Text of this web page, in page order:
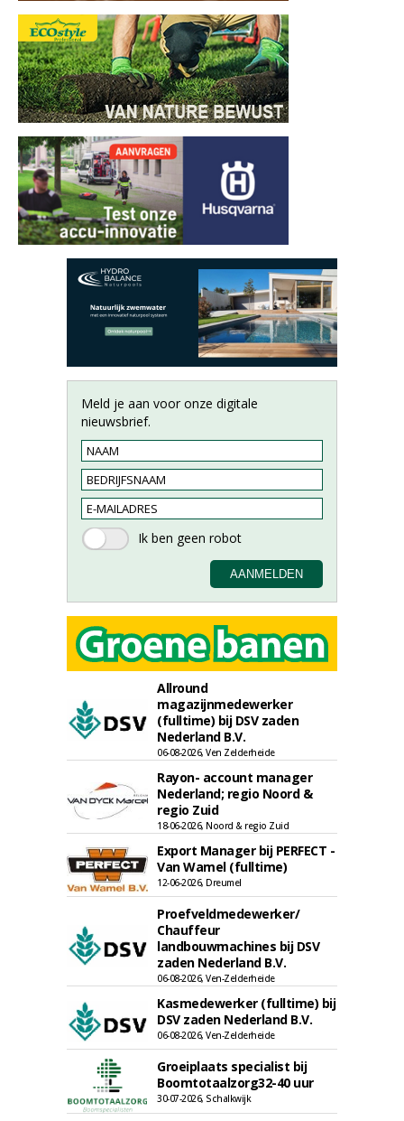
Meld je aan voor onze digitale
nieuwsbrief.
Allround
magazijnmedewerker
(fulltime) bij DSV zaden
Nederland B.V.
06-08-2026, Ven Zelderheide
Rayon- account manager
Nederland; regio Noord &
regio Zuid
18-06-2026, Noord & regio Zuid
Export Manager bij PERFECT -
Van Wamel (fulltime)
12-06-2026, Dreumel
Proefveldmedewerker/
Chauffeur
landbouwmachines bij DSV
zaden Nederland B.V.
06-08-2026, Ven-Zelderheide
Kasmedewerker (fulltime) bij
DSV zaden Nederland B.V.
06-08-2026, Ven-Zelderheide
Groeiplaats specialist bij
Boomtotaalzorg32-40 uur
30-07-2026, Schalkwijk